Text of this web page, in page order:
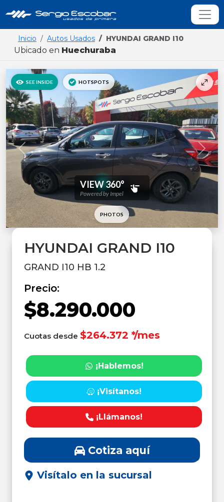
Inicio Autos Usados HYUNDAI GRAND I10
Ubicado en Huechuraba
Previous Next
HYUNDAI GRAND I10
GRAND I10 HB 1.2
Precio:
$8.290.000
Cuotas desde $264.372 */mes
¡Hablemos!
¡Visítanos!
¡Llámanos!
Cotiza aquí
Visítalo en la sucursal